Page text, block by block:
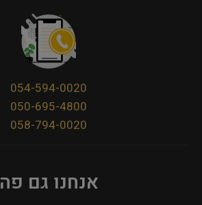
054-594-0020
050-695-4800
058-794-0020
אנחנו גם פה